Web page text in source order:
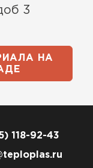
3
НА
118-92-43